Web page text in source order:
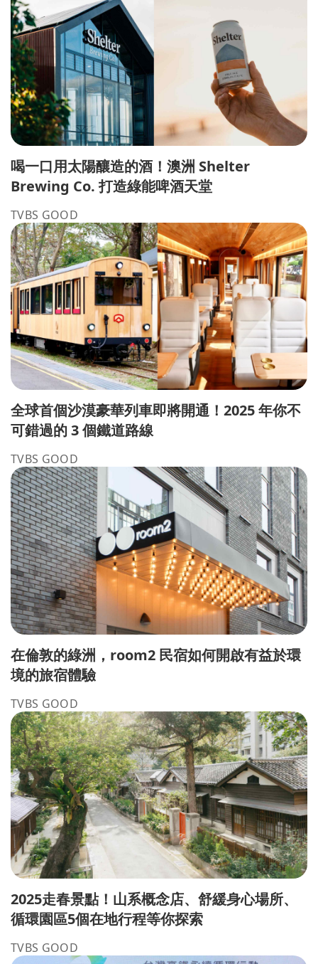
喝一口用太陽釀造的酒！澳洲 Shelter
Brewing Co. 打造綠能啤酒天堂
TVBS GOOD
全球首個沙漠豪華列車即將開通！2025 年你不
可錯過的 3 個鐵道路線
TVBS GOOD
在倫敦的綠洲，room2 民宿如何開啟有益於環
境的旅宿體驗
TVBS GOOD
2025走春景點！山系概念店、舒緩身心場所、
循環園區5個在地行程等你探索
TVBS GOOD